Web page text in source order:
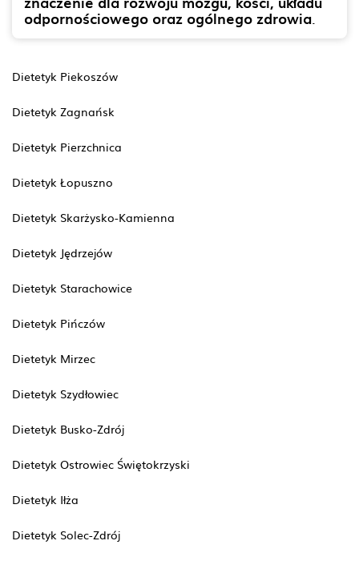
odpornościowego oraz ogólnego zdrowia.
Dietetyk Piekoszów
Dietetyk Zagnańsk
Dietetyk Pierzchnica
Dietetyk Łopuszno
Dietetyk Skarżysko-Kamienna
Dietetyk Jędrzejów
Dietetyk Starachowice
Dietetyk Pińczów
Dietetyk Mirzec
Dietetyk Szydłowiec
Dietetyk Busko-Zdrój
Dietetyk Ostrowiec Świętokrzyski
Dietetyk Iłża
Dietetyk Solec-Zdrój